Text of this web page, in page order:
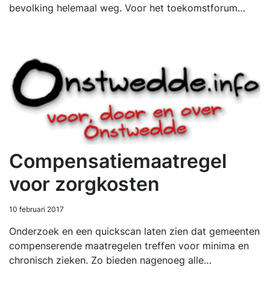
bevolking helemaal weg. Voor het toekomstforum…
Compensatiemaatregel
voor zorgkosten
10 februari 2017
Onderzoek en een quickscan laten zien dat gemeenten
compenserende maatregelen treffen voor minima en
chronisch zieken. Zo bieden nagenoeg alle…